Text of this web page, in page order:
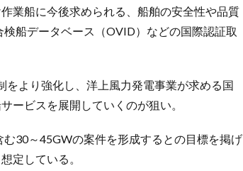
業船に今後求められる、船舶の安全性や品質
船データベース（OVID）などの国際認証取
をより強化し、洋上風力発電事業が求める国
ービスを展開していくのが狙い。
30～45GWの案件を形成するとの目標を掲げ
定している。